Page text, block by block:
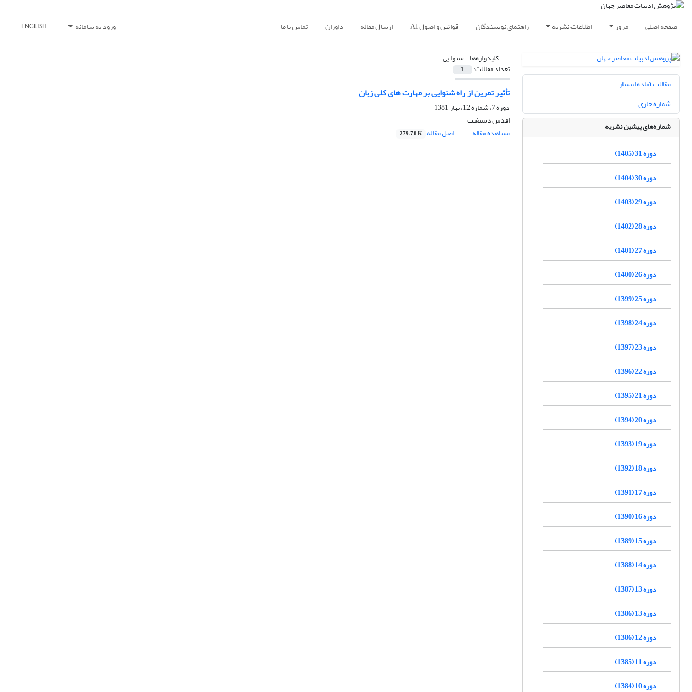
صفحه اصلی مرور اطلاعات نشریه راهنمای نویسندگان قوانین و اصول AI ارسال مقاله داوران تماس با ما ورود به سامانه ENGLISH
کلیدواژه‌ها =شنوا یی
تعداد مقالات: 1
تأثیر تمرین از راه شنوایی بر مهارت های کلی زبان
دوره 7، شماره 12، بهار 1381
اقدس دستغیب
مشاهده مقاله
اصل مقاله 279.71 K
مقالات آماده انتشار
شماره جاری
شماره‌های پیشین نشریه
دوره 31 (1405)
دوره 30 (1404)
دوره 29 (1403)
دوره 28 (1402)
دوره 27 (1401)
دوره 26 (1400)
دوره 25 (1399)
دوره 24 (1398)
دوره 23 (1397)
دوره 22 (1396)
دوره 21 (1395)
دوره 20 (1394)
دوره 19 (1393)
دوره 18 (1392)
دوره 17 (1391)
دوره 16 (1390)
دوره 15 (1389)
دوره 14 (1388)
دوره 13 (1387)
دوره 13 (1386)
دوره 12 (1386)
دوره 11 (1385)
دوره 10 (1384)